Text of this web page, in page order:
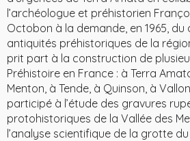
l’archéologue et préhistorien
Octobon à la demande, en 1965, du
antiquités préhistoriques de la
prit part à la construction de
Préhistoire en France : à Terra
Menton, à Tende, à Quinson, à
participé à l’étude des gravures
protohistoriques de la Vallée des
l’analyse scientifique de la grotte du